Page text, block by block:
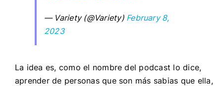
— Variety (@Variety) February 8,
2023
La idea es, como el nombre del podcast lo dice,
aprender de personas que son más sabias que ella,